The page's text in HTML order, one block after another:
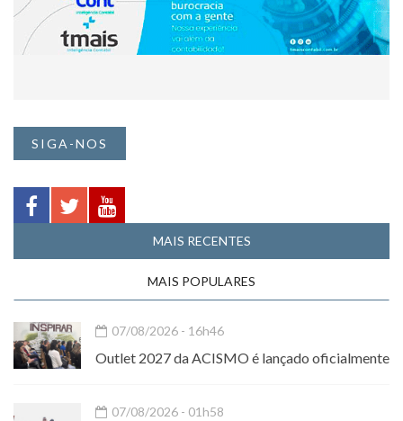
SIGA-NOS
MAIS RECENTES
MAIS POPULARES
07/08/2026 - 16h46
Outlet 2027 da ACISMO é lançado oficialmente
07/08/2026 - 01h58